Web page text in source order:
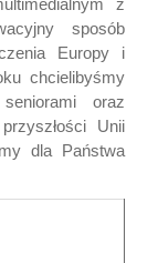
z
sposób
Europy i
chcielibyśmy
oraz
Unii
dla Państwa